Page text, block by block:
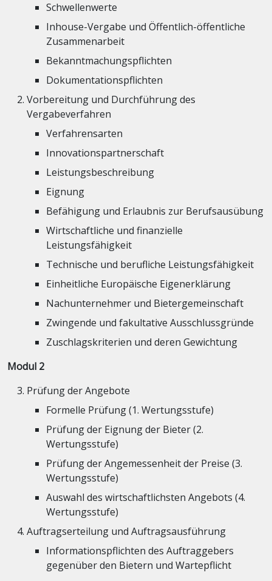
Schwellenwerte
Inhouse-Vergabe und Öffentlich-öffentliche
Zusammenarbeit
Bekanntmachungspflichten
Dokumentationspflichten
Vorbereitung und Durchführung des
Vergabeverfahren
Verfahrensarten
Innovationspartnerschaft
Leistungsbeschreibung
Eignung
Befähigung und Erlaubnis zur Berufsausübung
Wirtschaftliche und finanzielle
Leistungsfähigkeit
Technische und berufliche Leistungsfähigkeit
Einheitliche Europäische Eigenerklärung
Nachunternehmer und Bietergemeinschaft
Zwingende und fakultative Ausschlussgründe
Zuschlagskriterien und deren Gewichtung
Modul 2
Prüfung der Angebote
Formelle Prüfung (1. Wertungsstufe)
Prüfung der Eignung der Bieter (2.
Wertungsstufe)
Prüfung der Angemessenheit der Preise (3.
Wertungsstufe)
Auswahl des wirtschaftlichsten Angebots (4.
Wertungsstufe)
Auftragserteilung und Auftragsausführung
Informationspflichten des Auftraggebers
gegenüber den Bietern und Wartepflicht